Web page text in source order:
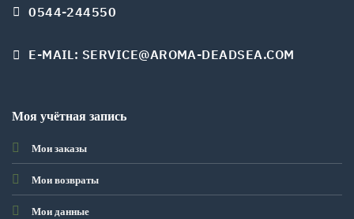
0544-244550
E-MAIL: SERVICE@AROMA-DEADSEA.COM
Моя учётная запись
Мои заказы
Мои возвраты
Мои данные